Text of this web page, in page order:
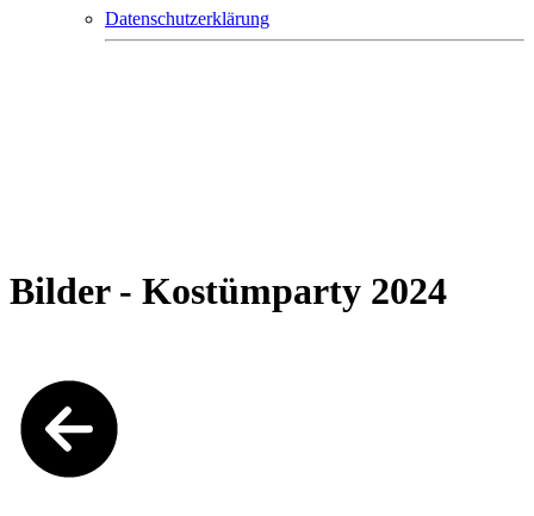
Datenschutzerklärung
Bilder - Kostümparty 2024